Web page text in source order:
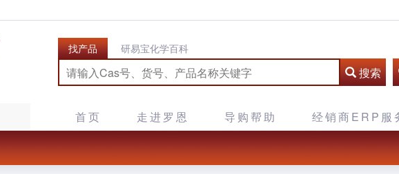
找产品 研易宝化学百科
搜索
首页 走进罗恩 导购帮助 经销商ERP服